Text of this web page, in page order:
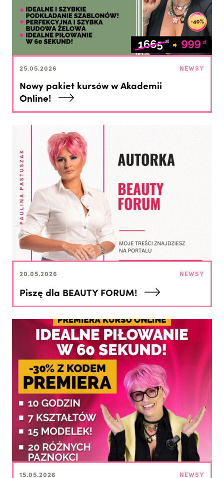
25.05.2026 NEWSY
Nowy pakiet kursów w Akademii
Online!
20.05.2026 NEWSY
Piszę dla BEAUTY FORUM!
15.05.2026 NEWSY